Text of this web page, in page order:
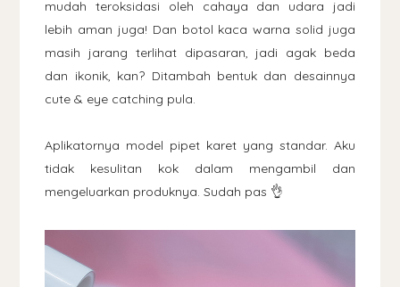
mudah teroksidasi oleh cahaya dan udara jadi
lebih aman juga! Dan botol kaca warna solid juga
masih jarang terlihat dipasaran, jadi agak beda
dan ikonik, kan? Ditambah bentuk dan desainnya
cute & eye catching pula.
Aplikatornya model pipet karet yang standar. Aku
tidak kesulitan kok dalam mengambil dan
mengeluarkan produknya. Sudah pas 👌